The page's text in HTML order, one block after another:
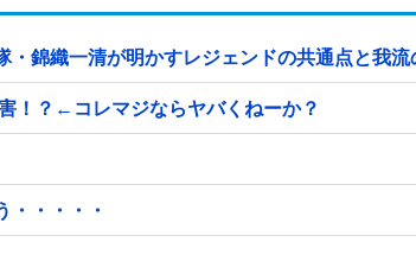
錦織一清が明かすレジェンドの共通点と我流
！？←コレマジならヤバくねーか？
・・・・・